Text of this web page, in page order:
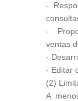
-
-
ventas
-
- Editar
(2)
A